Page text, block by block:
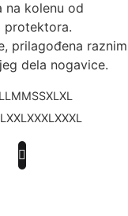
na kolenu od
protektora.
prilagođena raznim
dela nogavice.
L L MMSSXL XL
XXL XXXL XXXL